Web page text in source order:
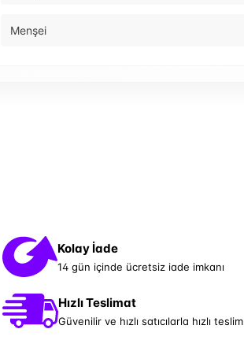
Menşei
Kolay İade
14 gün içinde ücretsiz iade imkanı
Hızlı Teslimat
Güvenilir ve hızlı satıcılarla hızlı teslim